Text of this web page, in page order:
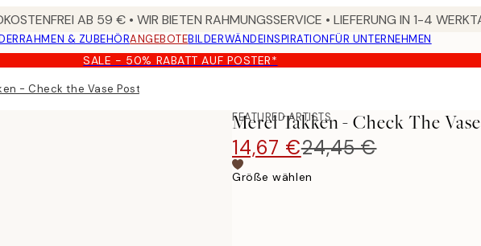
AB 59 € • WIR BIETEN RAHMUNGSSERVICE • LIEFERUNG IN 1-4
RAHMEN & ZUBEHÖRANGEBOTEBILDERWÄNDEINSPIRATIONFÜR UNTERNEHMEN
SALE - 50% RABATT AUF POSTER*
- Check the Vase Poster
FEATURED ARTISTS
Merel Takken - Check The
14,67 €24,45 €
Größe wählen